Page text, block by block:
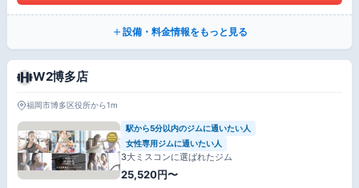
設備・料金情報をもっと見る
W2博多店
福岡市博多区役所から1m
駅から5分以内のジムに通いたい人
女性専用ジムに通いたい人
3大ミスコンに選ばれたジム
25,520円〜